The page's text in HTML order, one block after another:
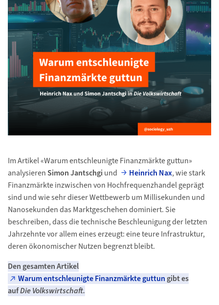
Im Artikel «Warum entschleunigte Finanzmärkte guttun»
analysierenSimon Jantschgi und Heinrich Nax, wie stark
Finanzmärkte inzwischen von Hochfrequenzhandel geprägt
sind und wie sehr dieser Wettbewerb um Millisekunden und
Nanosekunden das Marktgeschehen dominiert. Sie
beschreiben, dass die technische Beschleunigung der letzten
Jahrzehnte vor allem eines erzeugt: eine teure Infrastruktur,
deren ökonomischer Nutzen begrenzt bleibt.
Den gesamten Artikel
Warum entschleunigte Finanzmärkte guttun gibt es
aufDie Volkswirtschaft.